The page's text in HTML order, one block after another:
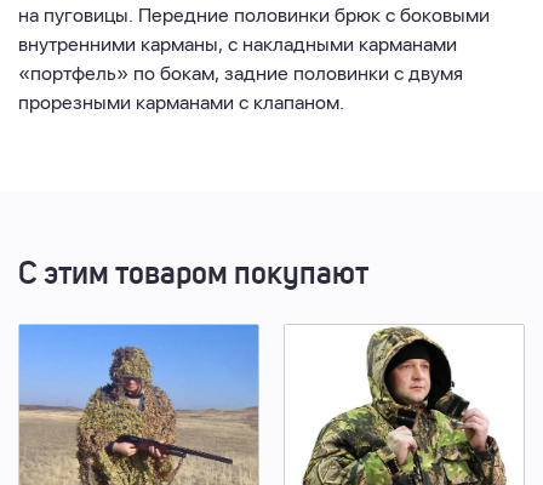
на пуговицы. Передние половинки брюк с боковыми
внутренними карманы, с накладными карманами
«портфель» по бокам, задние половинки с двумя
прорезными карманами с клапаном.
С этим товаром покупают